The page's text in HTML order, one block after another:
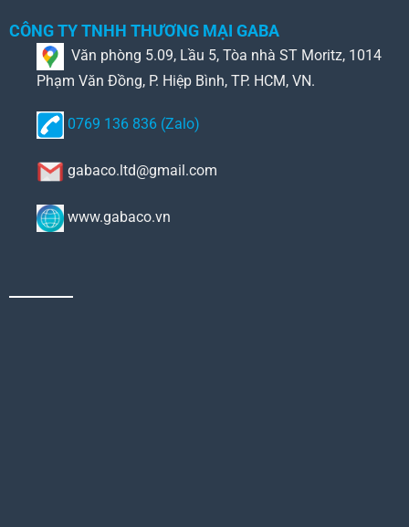
CÔNG TY TNHH THƯƠNG MẠI GABA
Văn phòng 5.09, Lầu 5, Tòa nhà ST Moritz, 1014
Phạm Văn Đồng, P. Hiệp Bình, TP. HCM, VN.
0769 136 836 (Zalo)
gabaco.ltd@gmail.com
www.gabaco.vn